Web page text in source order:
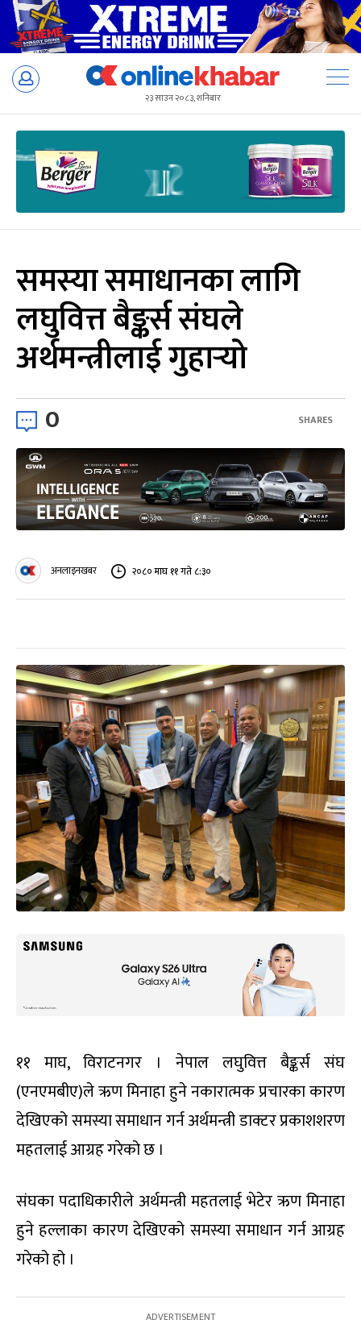
Skip
२३ साउन २०८३, शनिबार
समस्या समाधानका लागि
लघुवित्त बैङ्कर्स संघले
अर्थमन्त्रीलाई गुहार्‍यो
0 SHARES
अनलाइनखबर २०८० माघ ११ गते ८:३०
११ माघ, विराटनगर । नेपाल लघुवित्त बैङ्कर्स संघ
(एनएमबीए)ले ऋण मिनाहा हुने नकारात्मक प्रचारका कारण
देखिएको समस्या समाधान गर्न अर्थमन्त्री डाक्टर प्रकाशशरण
महतलाई आग्रह गरेको छ ।
संघका पदाधिकारीले अर्थमन्त्री महतलाई भेटेर ऋण मिनाहा
हुने हल्लाका कारण देखिएको समस्या समाधान गर्न आग्रह
गरेको हो ।